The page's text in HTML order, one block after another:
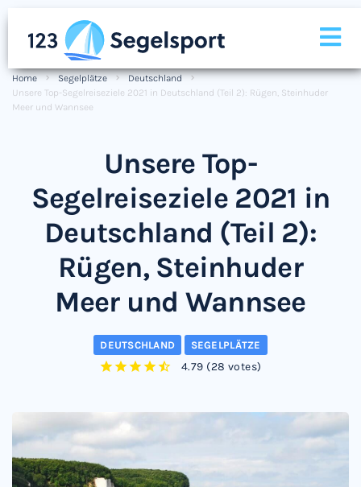
Home Segelplätze
Deutschland
Unsere Top-Segelreiseziele 2021 in Deutschland (Teil 2): Rügen, Steinhuder
Meer und Wannsee
Unsere Top-
Segelreiseziele 2021 in
Deutschland (Teil 2):
Rügen, Steinhuder
Meer und Wannsee
DEUTSCHLAND SEGELPLÄTZE
4.79 (28 votes)